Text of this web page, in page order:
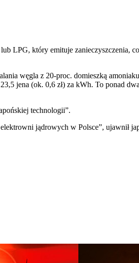
LPG, który emituje zanieczyszczenia,
węgla z 20-proc. domieszką
jena (ok. 0,6 zł) za kWh. To ponad
technologii”.
jądrowych w Polsce”, ujawnił